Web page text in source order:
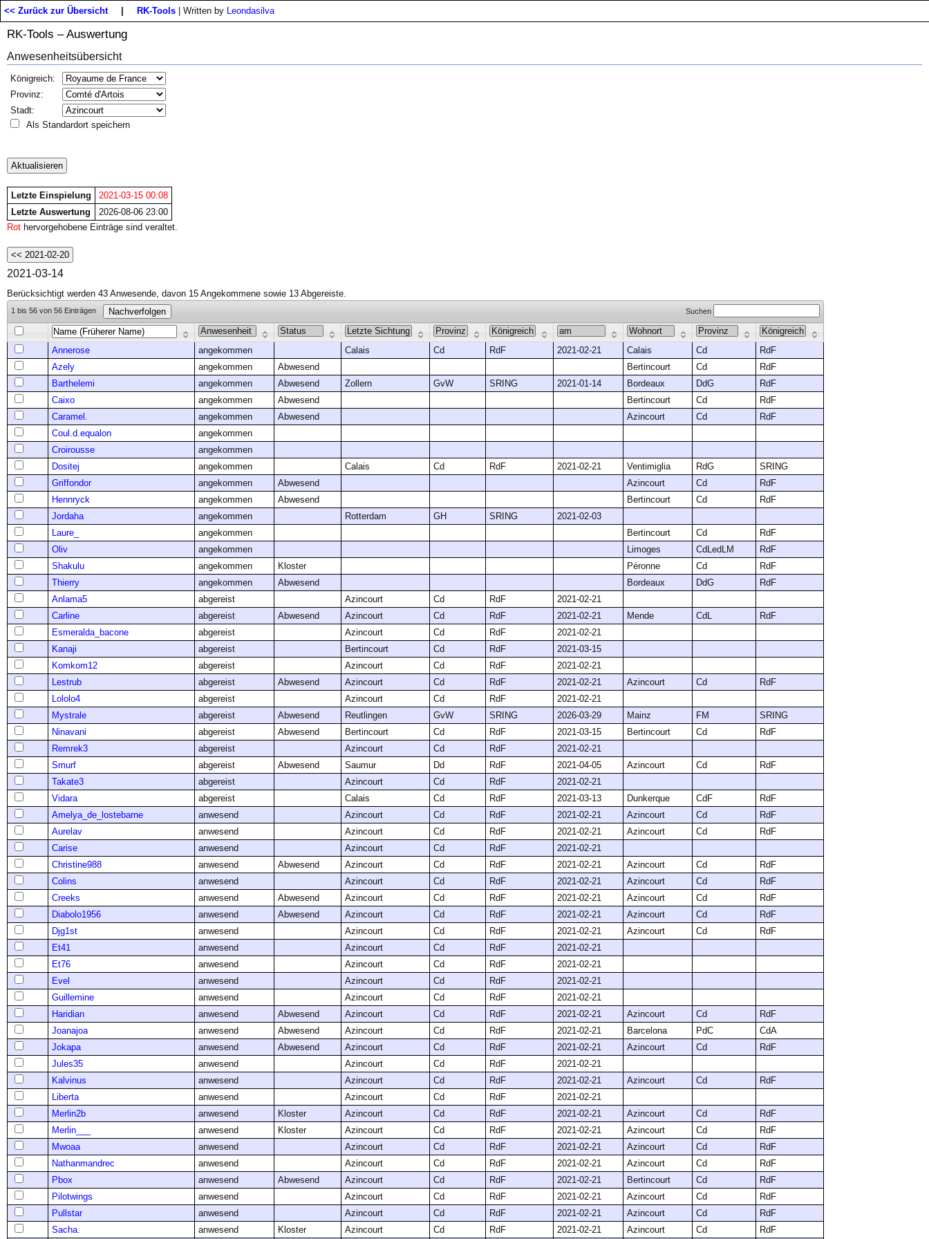
<< Zurück zur Übersicht RK-Tools | Written by Leondasilva
RK-Tools – Auswertung
Anwesenheitsübersicht
Königreich:
Provinz:
Stadt:
Als Standardort speichern
Letzte Einspielung
2021-03-15 00:08
Letzte Auswertung
2026-08-06 23:00
Rot hervorgehobene Einträge sind veraltet.
2021-03-14
Berücksichtigt werden 43 Anwesende, davon 15 Angekommene sowie 13 Abgereiste.
1 bis 56 von 56 Einträgen Nachverfolgen Suchen
Annerose angekommen Calais Cd RdF 2021-02-21 Calais Cd
RdF
Azely
angekommen Abwesend Bertincourt Cd
RdF
Barthelemi
angekommen Abwesend Zollern GvW SRING 2021-01-14 Bordeaux DdG
RdF
Caixo
angekommen Abwesend Bertincourt Cd
RdF
Caramel.
angekommen Abwesend Azincourt Cd
RdF
Coul.d.equalon
angekommen
Croirousse
angekommen
Dositej
angekommen Calais Cd RdF 2021-02-21 Ventimiglia RdG
SRING
Griffondor
angekommen Abwesend Azincourt Cd
RdF
Hennryck
angekommen Abwesend Bertincourt Cd
RdF
Jordaha
angekommen Rotterdam GH SRING
2021-02-03
Laure_
angekommen Bertincourt Cd
RdF
Oliv
angekommen Limoges CdLedLM
RdF
Shakulu
angekommen Kloster Péronne Cd
RdF
Thierry
angekommen Abwesend Bordeaux DdG
RdF
Anlama5
abgereist Azincourt Cd RdF
2021-02-21
Carline
abgereist Abwesend Azincourt Cd RdF 2021-02-21 Mende CdL
RdF
Esmeralda_bacone
abgereist Azincourt Cd RdF
2021-02-21
Kanaji
abgereist Bertincourt Cd RdF
2021-03-15
Komkom12
abgereist Azincourt Cd RdF
2021-02-21
Lestrub
abgereist Abwesend Azincourt Cd RdF 2021-02-21 Azincourt Cd
RdF
Lololo4
abgereist Azincourt Cd RdF
2021-02-21
Mystrale
abgereist Abwesend Reutlingen GvW SRING 2026-03-29 Mainz FM
SRING
Ninavani
abgereist Abwesend Bertincourt Cd RdF 2021-03-15 Bertincourt Cd
RdF
Remrek3
abgereist Azincourt Cd RdF
2021-02-21
Smurf
abgereist Abwesend Saumur Dd RdF 2021-04-05 Azincourt Cd
RdF
Takate3
abgereist Azincourt Cd RdF
2021-02-21
Vidara
abgereist Calais Cd RdF 2021-03-13 Dunkerque CdF
RdF
Amelya_de_lostebarne
anwesend Azincourt Cd RdF 2021-02-21 Azincourt Cd
RdF
Aurelav
anwesend Azincourt Cd RdF 2021-02-21 Azincourt Cd
RdF
Carise
anwesend Azincourt Cd RdF
2021-02-21
Christine988
anwesend Abwesend Azincourt Cd RdF 2021-02-21 Azincourt Cd
RdF
Colins
anwesend Azincourt Cd RdF 2021-02-21 Azincourt Cd
RdF
Creeks
anwesend Abwesend Azincourt Cd RdF 2021-02-21 Azincourt Cd
RdF
Diabolo1956
anwesend Abwesend Azincourt Cd RdF 2021-02-21 Azincourt Cd
RdF
Djg1st
anwesend Azincourt Cd RdF 2021-02-21 Azincourt Cd
RdF
Et41
anwesend Azincourt Cd RdF
2021-02-21
Et76
anwesend Azincourt Cd RdF
2021-02-21
Evel
anwesend Azincourt Cd RdF
2021-02-21
Guillemine
anwesend Azincourt Cd RdF
2021-02-21
Haridian
anwesend Abwesend Azincourt Cd RdF 2021-02-21 Azincourt Cd
RdF
Joanajoa
anwesend Abwesend Azincourt Cd RdF 2021-02-21 Barcelona PdC
CdA
Jokapa
anwesend Abwesend Azincourt Cd RdF 2021-02-21 Azincourt Cd
RdF
Jules35
anwesend Azincourt Cd RdF
2021-02-21
Kalvinus
anwesend Azincourt Cd RdF 2021-02-21 Azincourt Cd
RdF
Liberta
anwesend Azincourt Cd RdF
2021-02-21
Merlin2b
anwesend Kloster Azincourt Cd RdF 2021-02-21 Azincourt Cd
RdF
Merlin___
anwesend Kloster Azincourt Cd RdF 2021-02-21 Azincourt Cd
RdF
Mwoaa
anwesend Azincourt Cd RdF 2021-02-21 Azincourt Cd
RdF
Nathanmandrec
anwesend Azincourt Cd RdF 2021-02-21 Azincourt Cd
RdF
Pbox
anwesend Abwesend Azincourt Cd RdF 2021-02-21 Bertincourt Cd
RdF
Pilotwings
anwesend Azincourt Cd RdF 2021-02-21 Azincourt Cd
RdF
Pullstar
anwesend Azincourt Cd RdF 2021-02-21 Azincourt Cd
RdF
Sacha.
anwesend Kloster Azincourt Cd RdF 2021-02-21 Azincourt Cd RdF